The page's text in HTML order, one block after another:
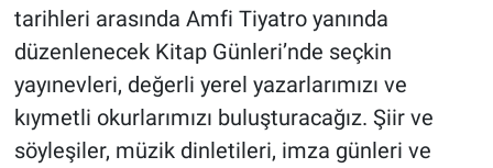
tarihleri arasında Amfi Tiyatro yanında
düzenlenecek Kitap Günleri’nde seçkin
yayınevleri, değerli yerel yazarlarımızı ve
kıymetli okurlarımızı buluşturacağız. Şiir ve
söyleşiler, müzik dinletileri, imza günleri ve